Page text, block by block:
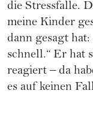
die Stressfalle.
meine Kinder
dann gesagt
schnell.“ Er hat
reagiert – da
es auf keinen